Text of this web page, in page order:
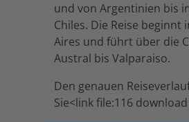
und von Argentinien bis
Chiles. Die Reise beginnt
Aires und führt über die
Austral bis Valparaiso.
Den genauen
Sie<link file:116